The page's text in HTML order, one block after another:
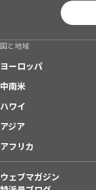
国と地域
ヨーロッパ
中南米
ハワイ
アジア
アフリカ
ウェブマガジン